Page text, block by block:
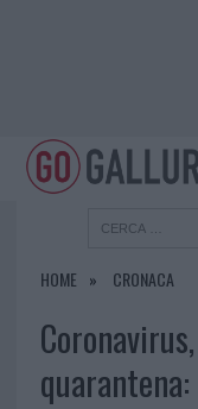
HOME CRONACA